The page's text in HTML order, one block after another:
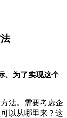
、为了实现这个
法。需要考虑企
以从哪里来？这